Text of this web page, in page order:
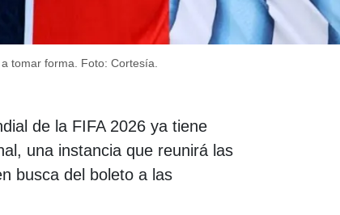
tomar forma. Foto: Cortesía.
de la FIFA 2026 ya tiene
una instancia que reunirá las
busca del boleto a las